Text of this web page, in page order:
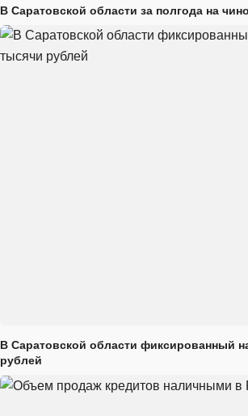
В Саратовской области за полгода на
В Саратовской области фиксированный
рублей